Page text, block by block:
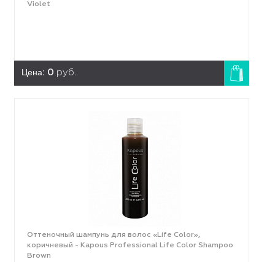
Violet
Цена: 0 руб.
Оттеночный шампунь для волос «Life Color»,
коричневый - Kapous Professional Life Color Shampoo
Brown